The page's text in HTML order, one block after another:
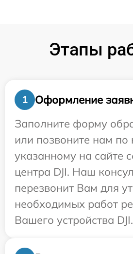
Этапы
1
Оформление
Заполните форму
или позвоните нам по
указанному на сайте
центра DJI. Наш
перезвонит Вам для
необходимых работ
Вашего устройства DJI.